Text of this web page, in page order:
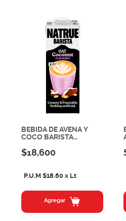
BEBIDA DE AVENA Y
$18,600
P.U.M $18.60 x Lt
Agregar